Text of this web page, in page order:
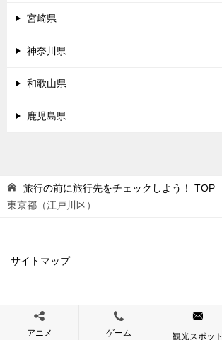
宮崎県
神奈川県
和歌山県
鹿児島県
旅行の前に旅行先をチェックしよう！
TOP
東京都（江戸川区）
サイトマップ
© 2019 旅行の前に旅行先をチェックしよう！
アニメ ゲーム 観光スポット